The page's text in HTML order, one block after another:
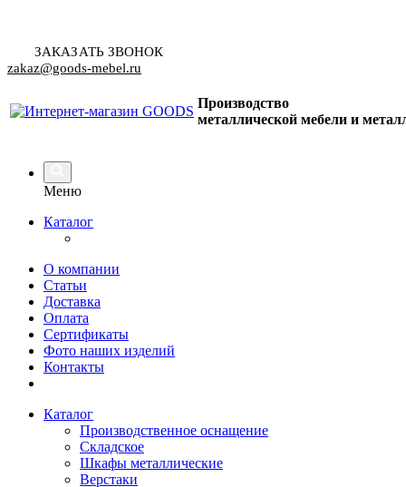
ЗАКАЗАТЬ ЗВОНОК
zakaz@goods-mebel.ru
Производство
металлической мебели и
Меню
Каталог
О компании
Статьи
Доставка
Оплата
Сертификаты
Фото наших изделий
Контакты
Каталог
Производственное оснащение
Складское
Шкафы металлические
Верстаки